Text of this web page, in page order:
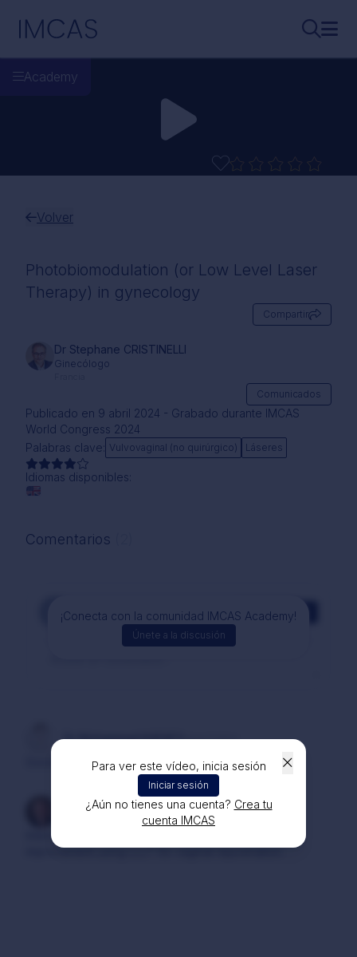
IMCAS
Academy
Para ver este vídeo, inicia sesión
Iniciar sesión
¿Aún no tienes una cuenta? Crea tu
cuenta IMCAS
Volver
Photobiomodulation (or Low Level Laser
Therapy) in gynecology
Compartir
Dr Stephane CRISTINELLI
Ginecólogo
Comunicados
Publicado en 9 abril 2024 - Grabado durante IMCAS
World Congress 2024
Palabras clave: Vulvovaginal (no quirúrgico) Láseres
Idiomas disponibles:
Comentarios
¡Conecta con la comunidad IMCAS Academy!
Únete a la discusión
Comentarios
Dr Mohammad KAFAFYhace 2 años
Dr Mark Bowen TAYLORhace 2 años
Interesting presentation with subjective evidence for
improvement using LLLT for vaginal rejuvenation.